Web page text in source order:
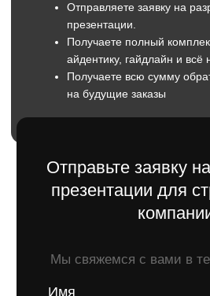
Отправить
Оставляя заявку вы даете согласие
на обратку персональны данных.
Хорошо разработанная
способна решить множество задач,
компаниями в условиях жесткой
конкуренции: